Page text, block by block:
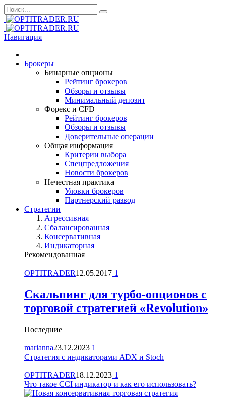
Навигация
Брокеры
Бинарные опционы
Рейтинг брокеров
Обзоры и отзывы
Минимальный депозит
Форекс и CFD
Рейтинг брокеров
Обзоры и отзывы
Доверительные операции
Общая информация
Критерии выбора
Спецпредложения
Новости брокеров
Нечестная практика
Уловки брокеров
Партнерский развод
Стратегии
Агрессивная
Сбалансированная
Консервативная
Индикаторная
Рекомендованная
OPTITRADER12.05.2017 1
Скальпинг для турбо-опционов с
торговой стратегией «Revolution»
Последние
marianna23.12.2023 1
Стратегия с индикаторами ADX и Stoch
OPTITRADER18.12.2023 1
Что такое CCI индикатор и как его использовать?